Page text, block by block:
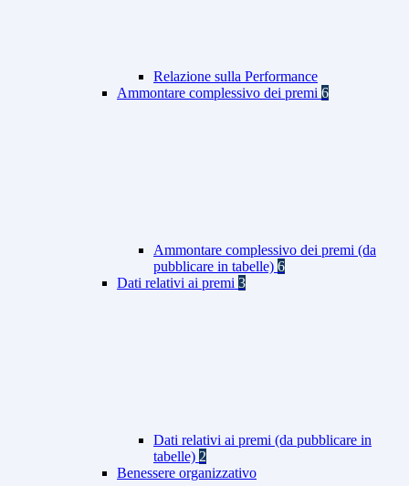
Relazione sulla Performance
Ammontare complessivo dei premi 6
Ammontare complessivo dei premi (da
pubblicare in tabelle) 6
Dati relativi ai premi 3
Dati relativi ai premi (da pubblicare in
tabelle) 2
Benessere organizzativo